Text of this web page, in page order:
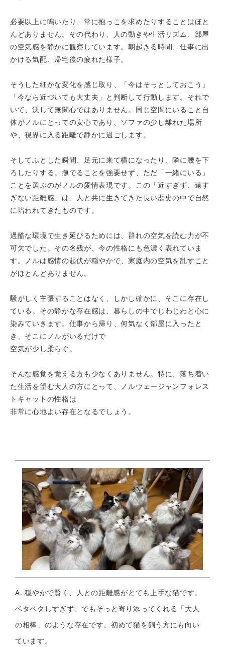
必要以上に鳴いたり、常に抱っこを求めたりすることはほと
んどありません。その代わり、人の動きや生活リズム、部屋
の空気感を静かに観察しています。朝起きる時間、仕事に出
かける気配、帰宅後の疲れた様子。
そうした細かな変化を感じ取り、「今はそっとしておこう」
「今なら近づいても大丈夫」と判断して行動します。それで
いて、決して無関心ではありません。同じ空間にいること自
体がノルにとっての安心であり、ソファの少し離れた場所
や、視界に入る距離で静かに過ごします。
そしてふとした瞬間、足元に来て横になったり、隣に腰を下
ろしたりする。撫でることを強要せず、ただ「一緒にいる」
ことを選ぶのがノルの愛情表現です。この「近すぎず、遠す
ぎない距離感」は、人と共に生きてきた長い歴史の中で自然
に培われてきたものです。
過酷な環境で生き延びるためには、群れの空気を読む力が不
可欠でした。その名残が、今の性格にも色濃く表れていま
す。ノルは感情の起伏が穏やかで、家庭内の空気を乱すこと
がほとんどありません。
騒がしく主張することはなく、しかし確かに、そこに存在し
ている。その静かな存在感は、暮らしの中でじわじわと心に
染みていきます。仕事から帰り、何気なく部屋に入ったと
き、そこにノルがいるだけで
空気が少し柔らぐ。
そんな感覚を覚える方も少なくありません。特に、落ち着い
た生活を望む大人の方にとって、ノルウェージャンフォレス
トキャットの性格は
非常に心地よい存在となるでしょう。
A. 穏やかで賢く、人との距離感がとても上手な猫です。
ベタベタしすぎず、でもそっと寄り添ってくれる「大人
の相棒」のような存在です。初めて猫を飼う方にも向い
ています。